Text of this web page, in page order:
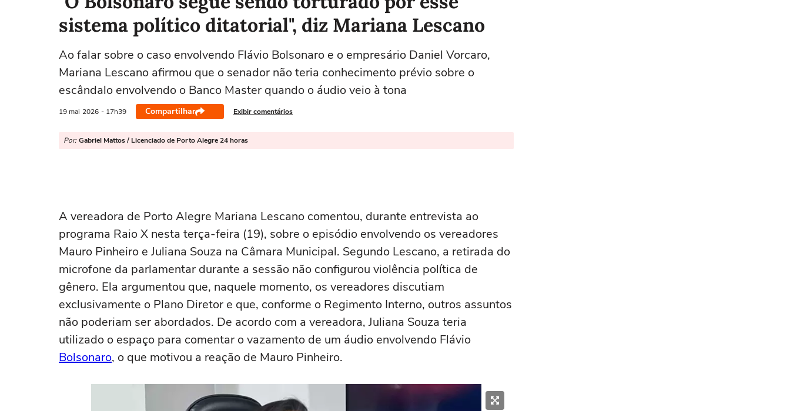
sistema político ditatorial", diz Mariana Lescano
Ao falar sobre o caso envolvendo Flávio Bolsonaro e o empresário Daniel Vorcaro,
Mariana Lescano afirmou que o senador não teria conhecimento prévio sobre o
escândalo envolvendo o Banco Master quando o áudio veio à tona
19 mai 2026 - 17h39 Compartilhar Exibir comentários
Por: Gabriel Mattos / Licenciado de Porto Alegre 24 horas
A vereadora de Porto Alegre Mariana Lescano comentou, durante entrevista ao
programa Raio X nesta terça-feira (19), sobre o episódio envolvendo os vereadores
Mauro Pinheiro e Juliana Souza na Câmara Municipal. Segundo Lescano, a retirada do
microfone da parlamentar durante a sessão não configurou violência política de
gênero. Ela argumentou que, naquele momento, os vereadores discutiam
exclusivamente o Plano Diretor e que, conforme o Regimento Interno, outros assuntos
não poderiam ser abordados. De acordo com a vereadora, Juliana Souza teria
utilizado o espaço para comentar o vazamento de um áudio envolvendo Flávio
Bolsonaro, o que motivou a reação de Mauro Pinheiro.